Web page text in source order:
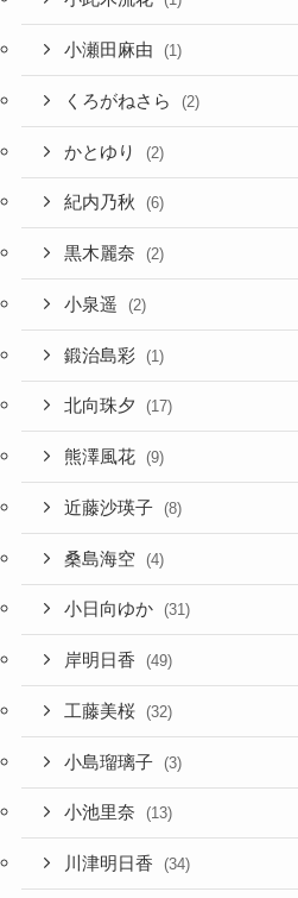
小瀬田麻由 (1)
くろがねさら (2)
かとゆり (2)
紀内乃秋 (6)
黒木麗奈 (2)
小泉遥 (2)
鍛治島彩 (1)
北向珠夕 (17)
熊澤風花 (9)
近藤沙瑛子 (8)
桑島海空 (4)
小日向ゆか (31)
岸明日香 (49)
工藤美桜 (32)
小島瑠璃子 (3)
小池里奈 (13)
川津明日香 (34)